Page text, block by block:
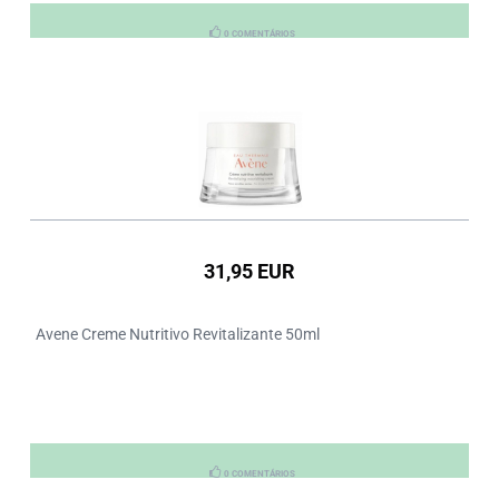
0 COMENTÁRIOS
31,95 EUR
Avene Creme Nutritivo Revitalizante 50ml
0 COMENTÁRIOS